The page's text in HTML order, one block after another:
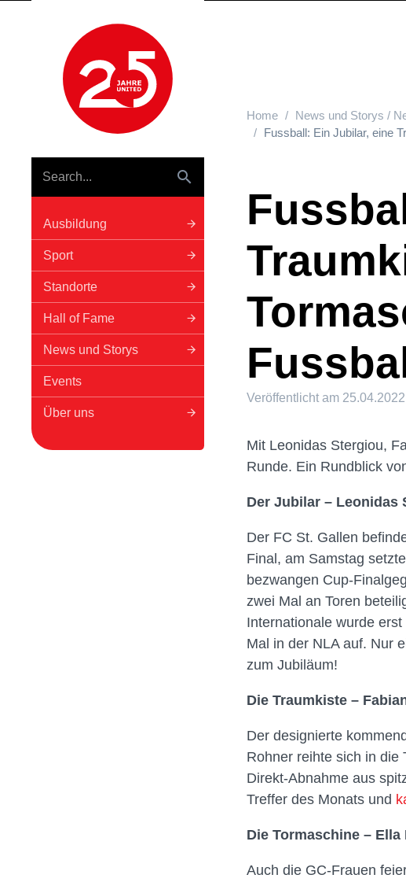
Hauptnavigation
Ausbildung
Sport
Standorte
Hall of Fame
News und Storys
Events
Über uns
Home
News und Storys /
Fussball: Ein Jubilar, eine
Veröffentlicht am 25.04.2022
Mit Leonidas Stergiou,
Runde. Ein Rundblick
Der Jubilar – Leonidas
Der FC St. Gallen
Final, am Samstag
bezwangen Cup-
zwei Mal an Toren
Internationale wurde
Mal in der NLA auf. Nur
zum Jubiläum!
Die Traumkiste –
Der designierte
Rohner reihte sich in die
Direkt-Abnahme aus
Treffer des Monats und
Die Tormaschine –
Auch die GC-Frauen